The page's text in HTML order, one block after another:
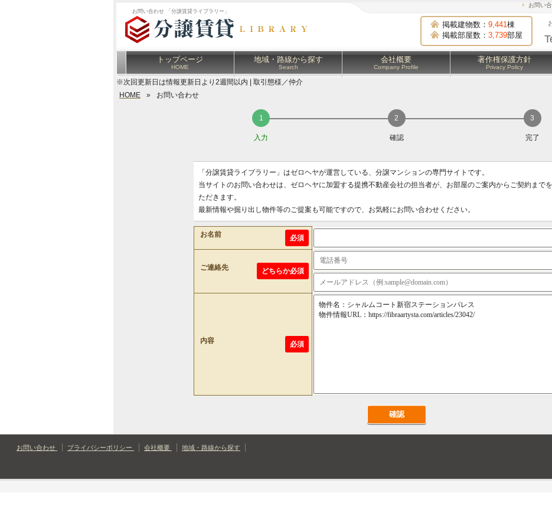
お問い合わせ 「分譲賃貸ライブラリー」
掲載建物数： 9,441棟
掲載部屋数： 3,739部屋
お問い
トップページ
HOME
地域・路線から探す
Search
会社概要
Company Profile
著作権保護方針
Privacy Policy
※次回更新日は情報更新日より2週間以内 | 取引態様／仲介
HOME
» お問い合わせ
入力 確認 完了
「分譲賃貸ライブラリー」はゼロヘヤが運営している、分譲マンションの専門サイトです。
当サイトのお問い合わせは、ゼロヘヤに加盟する提携不動産会社の担当者が、お部屋のご案内からご契約まで
ただきます。
最新情報や掘り出し物件等のご提案も可能ですので、お気軽にお問い合わせください。
お名前 必須
ご連絡先 どちらか必須
内容 必須
確認
お問い合わせ プライバシーポリシー 会社概要 地域・路線から探す